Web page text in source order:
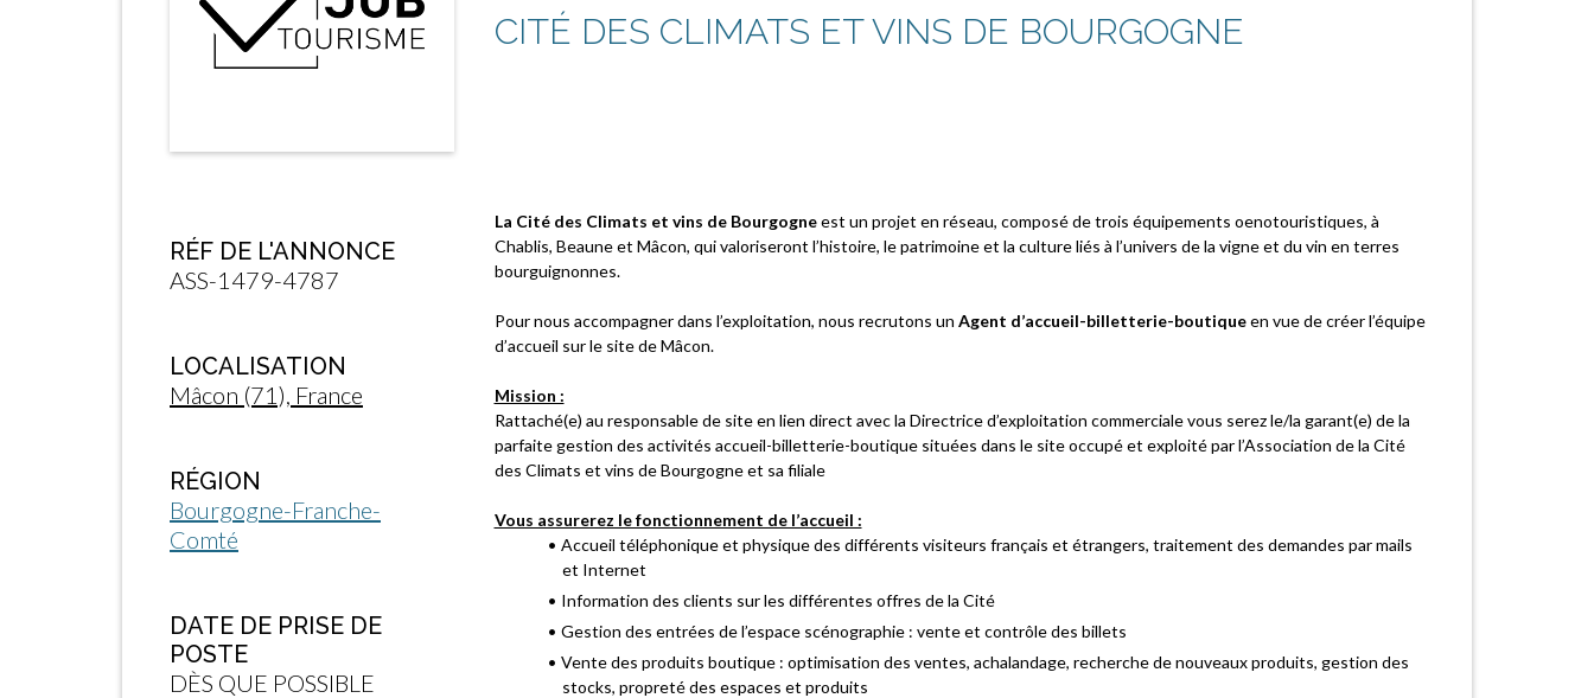
CITÉ DES CLIMATS ET VINS DE BOURGOGNE
RÉF DE L'ANNONCE
ASS-1479-4787
LOCALISATION
Mâcon (71), France
RÉGION
Bourgogne-Franche-
Comté
DATE DE PRISE DE
POSTE
DÈS QUE POSSIBLE
La Cité des Climats et vins de Bourgogneest un projet en réseau, composé de trois équipements oenotouristiques, à
Chablis, Beaune et Mâcon, qui valoriseront l’histoire, le patrimoine et la culture liés à l’univers de la vigne et du vin en terres
bourguignonnes.
Pour nous accompagner dans l’exploitation, nous recrutons un Agent d’accueil-billetterie-boutiqueen vue de créer l’équipe
d’accueil sur le site de Mâcon.
Mission :
Rattaché(e) au responsable de site en lien direct avec la Directrice d’exploitation commerciale vous serez le/la garant(e) de la
parfaite gestion des activités accueil-billetterie-boutique situées dans le site occupé et exploité par l’Association de la Cité
des Climats et vins de Bourgogne et sa filiale
Vous assurerez le fonctionnement de l’accueil :
Accueil téléphonique et physique des différents visiteurs français et étrangers, traitement des demandes par mails
et Internet
Information des clients sur les différentes offres de la Cité
Gestion des entrées de l’espace scénographie : vente et contrôle des billets
Vente des produits boutique : optimisation des ventes, achalandage, recherche de nouveaux produits, gestion des
stocks, propreté des espaces et produits